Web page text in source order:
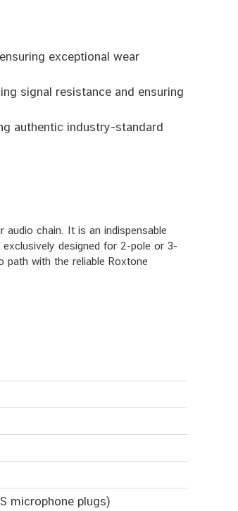
exceptional wear
signal resistance and ensuring
authentic industry-standard
chain. It is an indispensable
designed for 2-pole or 3-
path with the reliable Roxtone
microphone plugs)